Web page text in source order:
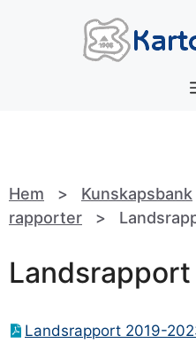
Hem > Kunskapsbank
rapporter >
Landsrapport 2019-